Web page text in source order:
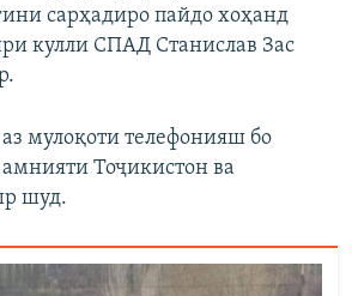
сарҳадиро пайдо хоҳанд
кулли СПАД Станислав Зас
мулоқоти телефонияш бо
Тоҷикистон ва
шуд.